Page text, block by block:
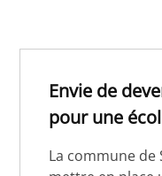
Envie de
pour une
La commune de